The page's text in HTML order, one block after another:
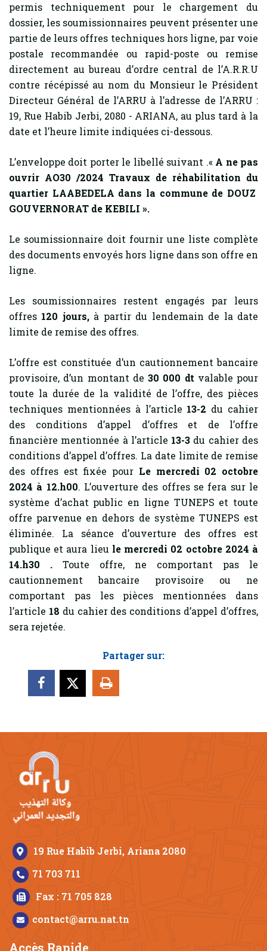
permis techniquement pour le chargement du
dossier, les soumissionnaires peuvent présenter une
partie de leurs offres techniques hors ligne, par voie
postale recommandée ou rapid-poste ou remise
directement au bureau d’ordre central de l’A.R.R.U
contre récépissé au nom du Monsieur le Président
Directeur Général de l’ARRU à l’adresse de l’ARRU :
19, Rue Habib Jerbi, 2080 - ARIANA, au plus tard à la
date et l’heure limite indiquées ci-dessous.
L’enveloppe doit porter le libellé suivant .« A ne pas
ouvrir AO30 /2024 Travaux de réhabilitation du
quartier LAABEDELA dans la commune de DOUZ
GOUVERNORAT de KEBILI ».
Le soumissionnaire doit fournir une liste complète
des documents envoyés hors ligne dans son offre en
ligne.
Les soumissionnaires restent engagés par leurs
offres 120 jours,à partir du lendemain de la date
limite de remise des offres.
L’offre est constituée d’un cautionnement bancaire
provisoire, d’un montant de 30 000 dt valable pour
toute la durée de la validité de l’offre, des pièces
techniques mentionnées à l’article 13-2 du cahier
des conditions d’appel d’offres et de l’offre
financière mentionnée à l’article 13-3 du cahier des
conditions d’appel d’offres. La date limite de remise
des offres est fixée pour Le mercredi 02 octobre
2024 à 12.h00. L’ouverture des offres se fera sur le
système d’achat public en ligne TUNEPS et toute
offre parvenue en dehors de système TUNEPS est
éliminée. La séance d’ouverture des offres est
publique et aura lieu le mercredi 02 octobre 2024 à
14.h30
. Toute offre, ne comportant pas le
cautionnement bancaire provisoire ou ne
comportant pas les pièces mentionnées dans
l’article 18 du cahier des conditions d’appel d’offres,
sera rejetée.
Partager sur:
19 Rue Habib Jerbi, Ariana 2080
71 703 711
Fax : 71 705 828
contact@arru.nat.tn
Accès Rapide